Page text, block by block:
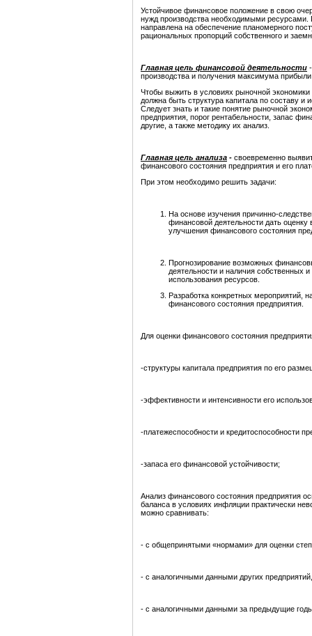
Устойчивое финансовое положение в свою
нужд производства необходимыми ресурсами.
направлена на обеспечение планомерного
рациональных пропорций собственного и
Главная цель финансовой деятельности
производства и получения максимума
Чтобы выжить в условиях рыночной экономики
должна быть структура капитала по составу
Следует знать и такие понятие рыночной
предприятия, порог рентабельности, запас
другие, а также методику их анализ.
Главная цель анализа - своевременно
финансового состояния предприятия и его
При этом необходимо решить задачи:
На основе изучения причинно-
финансовой деятельности дать
улучшения финансового состояния
Прогнозирование возможных
деятельности и наличия собственных
использования ресурсов.
Разработка конкретных мероприятий,
финансового состояния предприятия.
Для оценки финансового состояния
-структуры капитала предприятия по его
-эффективности и интенсивности его
-платежеспособности и кредитоспособности
-запаса его финансовой устойчивости;
Анализ финансового состояния предприятия
баланса в условиях инфляции практически
можно сравнивать:
- с общепринятыми «нормами» для оценки
- с аналогичными данными других
- с аналогичными данными за предыдущие